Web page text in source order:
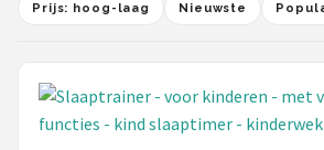
Prijs: hoog-laag Nieuwste